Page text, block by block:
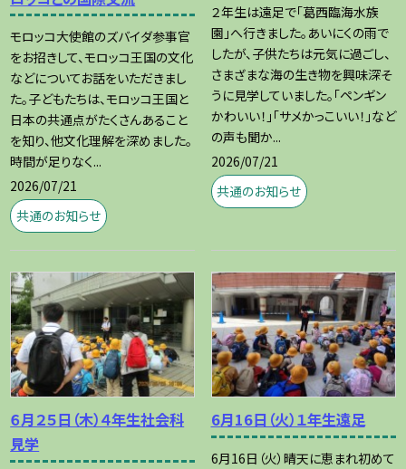
モロッコ大使館のズバイダ参事官
をお招きして、モロッコ王国の文化
などについてお話をいただきまし
た。子どもたちは、モロッコ王国と
日本の共通点がたくさんあること
を知り、他文化理解を深めました。
時間が足りなく...
2026/07/21
共通のお知らせ
２年生は遠足で「葛西臨海水族
園」へ行きました。あいにくの雨で
したが、子供たちは元気に過ごし、
さまざまな海の生き物を興味深そ
うに見学していました。「ペンギン
かわいい！」「サメかっこいい！」など
の声も聞か...
2026/07/21
共通のお知らせ
６月２５日（木）４年生社会科
見学
6月16日（火）１年生遠足
6月16日（火）晴天に恵まれ初めて